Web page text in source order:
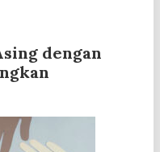
dengan